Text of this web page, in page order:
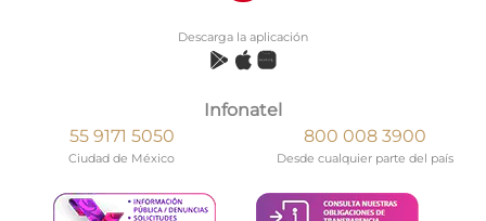
Descarga la aplicación
Infonatel
55 9171 5050
Ciudad de México
800 008 3900
Desde cualquier parte del país